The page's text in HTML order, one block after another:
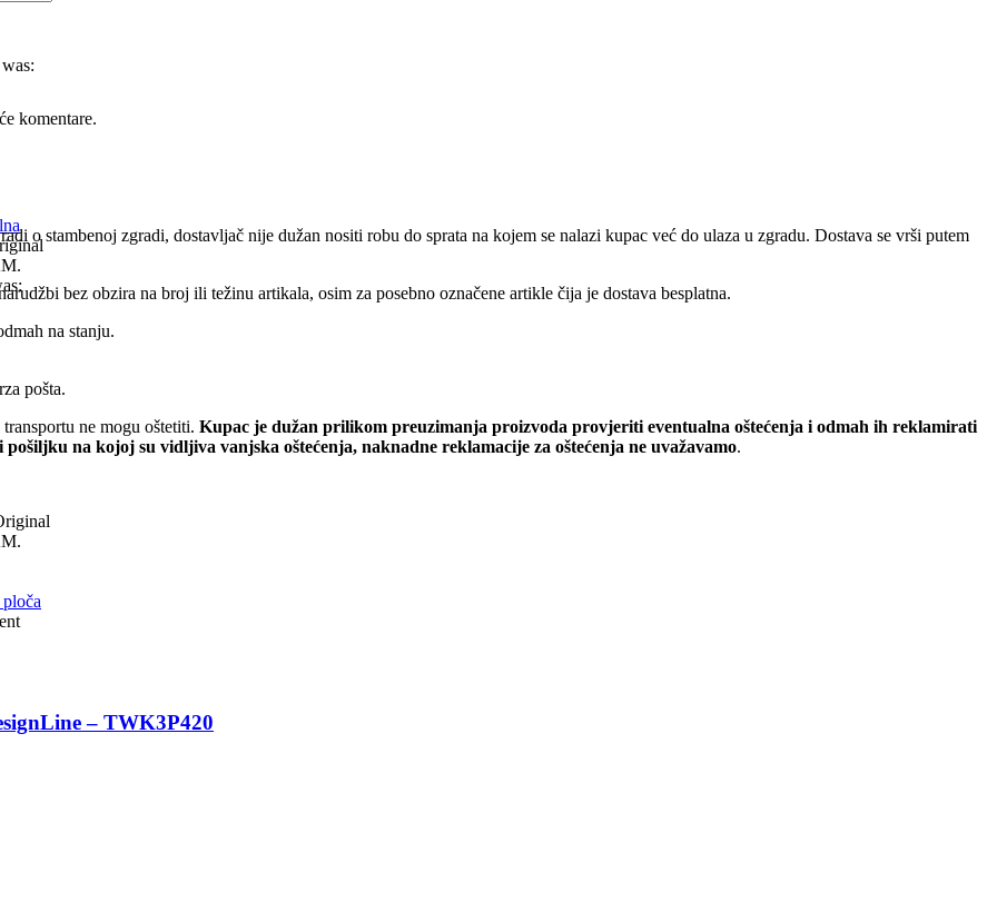
komentare.
o stambenoj zgradi, dostavljač nije dužan nositi robu do sprata na kojem se nalazi kupac već do ulaza u zgradu. Dostava se vrši putem
bez obzira na broj ili težinu artikala, osim za posebno označene artikle čija je dostava besplatna.
na stanju.
pošta.
ne mogu oštetiti. Kupac je dužan prilikom preuzimanja proizvoda provjeriti eventualna oštećenja i odmah ih reklamirati
na kojoj su vidljiva vanjska oštećenja, naknadne reklamacije za oštećenja ne uvažavamo.
– TWK3P420